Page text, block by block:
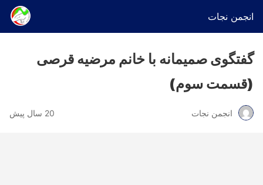
انجمن نجات
گفتگوی صمیمانه با خانم مرضیه قرصی
(قسمت سوم)
انجمن نجات 20 سال پیش